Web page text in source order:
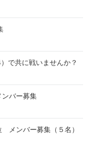
で共に戦いませんか？
バー募集
ンバー募集（５名）